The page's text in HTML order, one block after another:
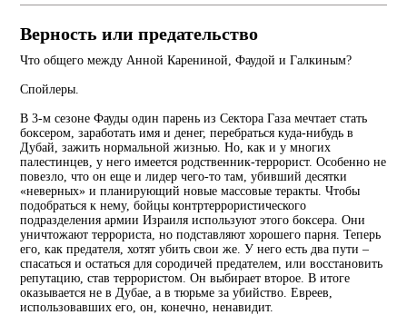
Верность или предательство
Что общего между Анной Карениной, Фаудой и Галкиным?
Спойлеры.
В 3-м сезоне Фауды один парень из Сектора Газа мечтает стать
боксером, заработать имя и денег, перебраться куда-нибудь в
Дубай, зажить нормальной жизнью. Но, как и у многих
палестинцев, у него имеется родственник-террорист. Особенно не
повезло, что он еще и лидер чего-то там, убивший десятки
«неверных» и планирующий новые массовые теракты. Чтобы
подобраться к нему, бойцы контртеррористического
подразделения армииИзраиля используют этого боксера. Они
уничтожают террориста, но подставляют хорошего парня. Теперь
его, как предателя, хотят убить свои же. У него есть два пути –
спасаться и остаться для сородичей предателем, или восстановить
репутацию, став террористом. Он выбирает второе. В итоге
оказывается не в Дубае, а в тюрьме за убийство. Евреев,
использовавших его, он, конечно, ненавидит.